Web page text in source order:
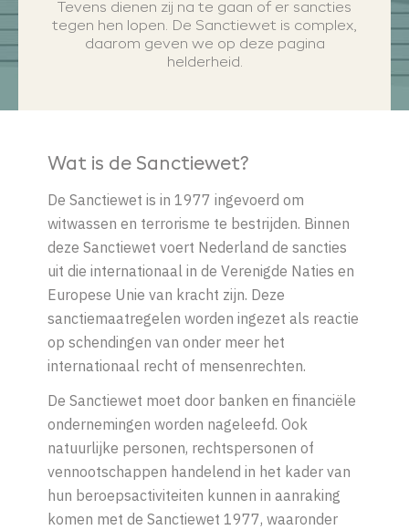
Tevens dienen zij na te gaan of er sancties
tegen hen lopen. De Sanctiewet is complex,
daarom geven we op deze pagina
helderheid.
Wat is de Sanctiewet?
De Sanctiewet is in 1977 ingevoerd om
witwassen en terrorisme te bestrijden. Binnen
deze Sanctiewet voert Nederland de sancties
uit die internationaal in de Verenigde Naties en
Europese Unie van kracht zijn. Deze
sanctiemaatregelen worden ingezet als reactie
op schendingen van onder meer het
internationaal recht of mensenrechten.
De Sanctiewet moet door banken en financiële
ondernemingen worden nageleefd. Ook
natuurlijke personen, rechtspersonen of
vennootschappen handelend in het kader van
hun beroepsactiviteiten kunnen in aanraking
komen met de Sanctiewet 1977, waaronder